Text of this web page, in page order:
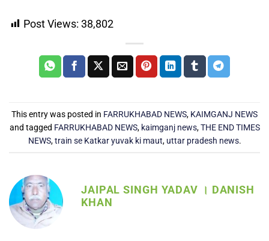
Post Views: 38,802
This entry was posted in FARRUKHABAD NEWS, KAIMGANJ NEWS
and tagged FARRUKHABAD NEWS, kaimganj news,THE END TIMES
NEWS,train se Katkar yuvak ki maut, uttar pradesh news.
JAIPAL SINGH YADAV । DANISH
KHAN